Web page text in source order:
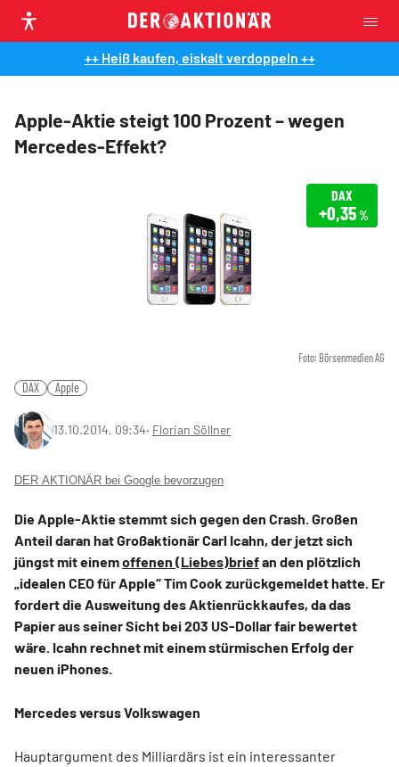
++ Heiß kaufen, eiskalt verdoppeln ++
Apple-Aktie steigt 100 Prozent – wegen
Mercedes-Effekt?
Foto: Börsenmedien AG
DAX
+0,35%
DAX Apple
13.10.2014, 09:34‧ Florian Söllner
DER AKTIONÄR bei Google bevorzugen
Die Apple-Aktie stemmt sich gegen den Crash. Großen
Anteil daran hat Großaktionär Carl Icahn, der jetzt sich
jüngst mit einemoffenen (Liebes)briefan den plötzlich
„idealen CEO für Apple“ Tim Cook zurückgemeldet hatte. Er
fordert die Ausweitung des Aktienrückkaufes, da das
Papier aus seiner Sicht bei 203 US-Dollar fair bewertet
wäre. Icahn rechnet mit einem stürmischen Erfolg der
neuen iPhones.
Mercedes versus Volkswagen
Hauptargument des Milliardärs ist ein interessanter